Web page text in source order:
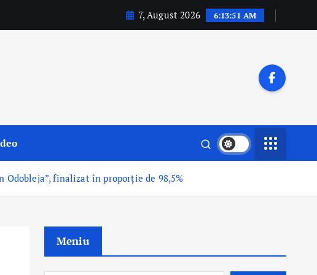
7, August 2026 6:13:53 AM
finalizat în proporție de 98,5%
Meniu